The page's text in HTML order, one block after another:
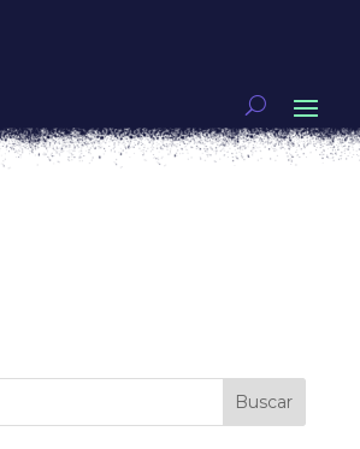
y protagonistas rifando en el
2019
manga (o has oído hablar de él)
Buscar